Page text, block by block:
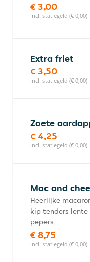
€ 3,00
incl. statiegeld (€ 0,00)
Extra friet
€ 3,50
incl. statiegeld (€ 0,00)
Zoete
€ 4,25
incl. statiegeld (€ 0,00)
Mac and
Heerlijke
kip tenders lente
pepers
€ 8,75
incl. statiegeld (€ 0,00)